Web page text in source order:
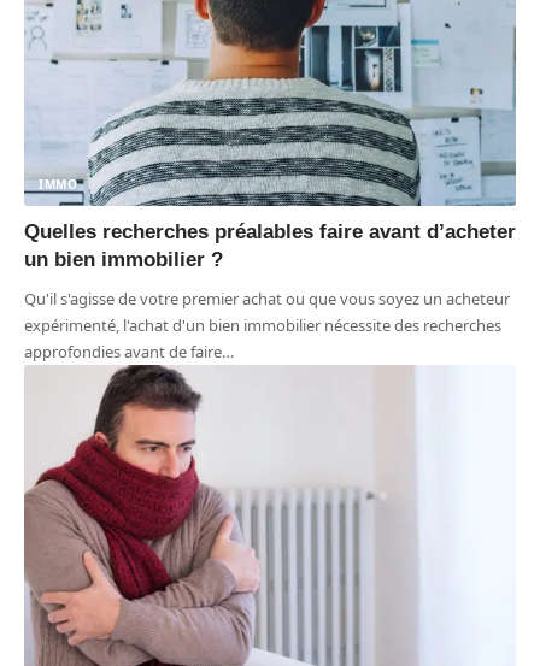
IMMO
Quelles recherches préalables faire avant d’acheter
un bien immobilier ?
Qu'il s'agisse de votre premier achat ou que vous soyez un acheteur
expérimenté, l'achat d'un bien immobilier nécessite des recherches
approfondies avant de faire…